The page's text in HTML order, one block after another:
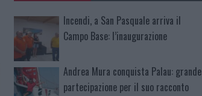
Incendi, a San Pasquale arriva il
Campo Base: l’inaugurazione
Andrea Mura conquista Palau: grande
partecipazione per il suo racconto